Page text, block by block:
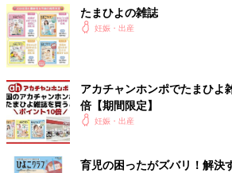
たまひよのアプリ「まいにちのたまひよ」
リ】でストア検索してもDLできます！
●この記事は個人の体験記です。
●記事の内容は2025年10月の情報で、現在
す。
たまひよの「出産体験談」をもっと読みた
たまひよの雑誌
妊娠・出産
アカチャンホンポでたまひよ
倍【期間限定】
妊娠・出産
育児の困ったがズバリ！解決